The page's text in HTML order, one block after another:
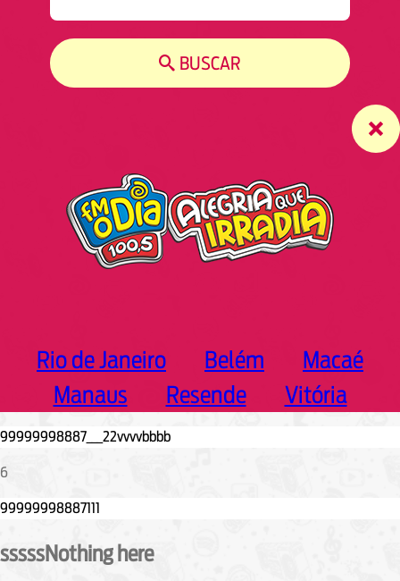
BUSCAR
Rio de Janeiro Belém
Macaé
Manaus
Resende Vitória
6
sssssNothing here